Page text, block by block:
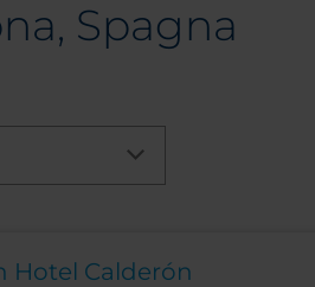
Spagna
Hotel Calderón